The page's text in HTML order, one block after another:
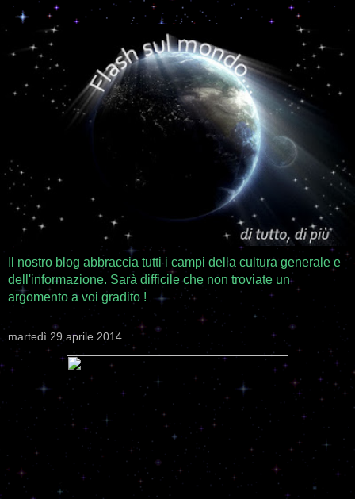
Il nostro blog abbraccia tutti i campi della cultura generale e
dell'informazione. Sarà difficile che non troviate un
argomento a voi gradito !
martedì 29 aprile 2014